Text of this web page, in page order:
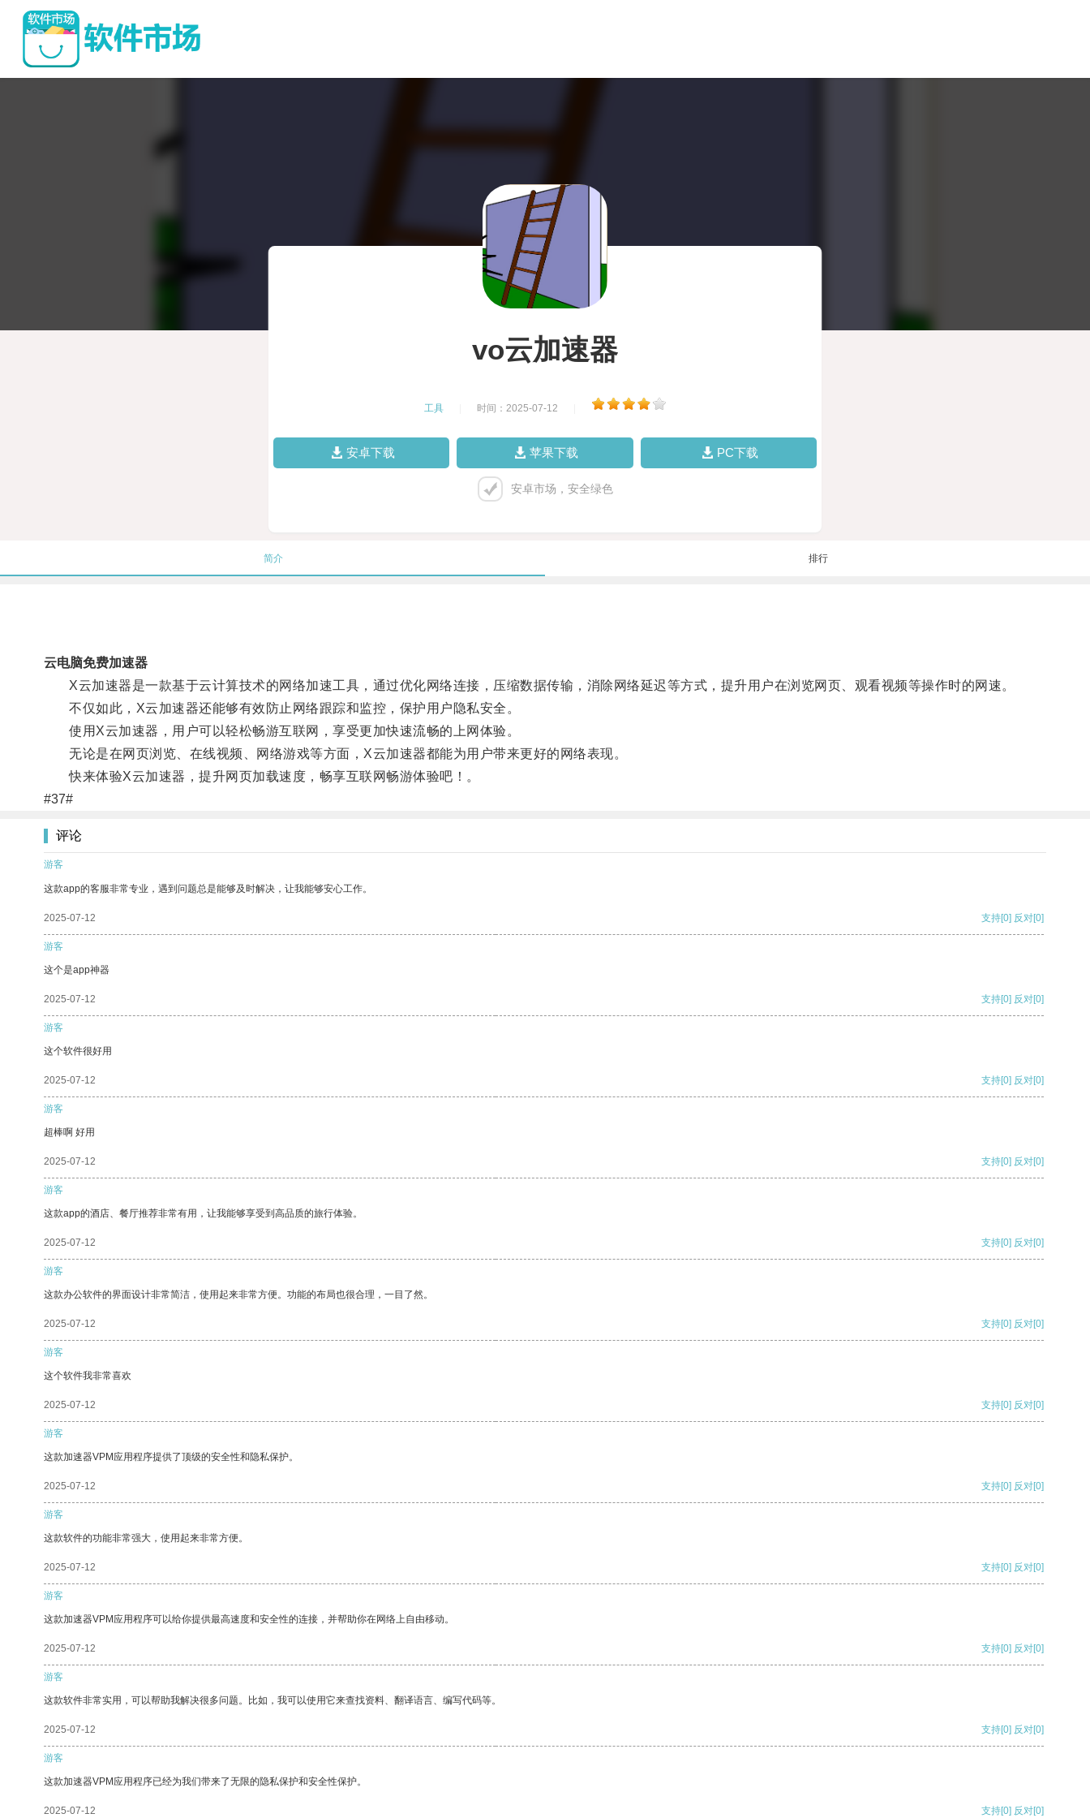
vo云加速器
工具 时间：2025-07-12
安卓下载 苹果下载 PC下载
安卓市场，安全绿色
简介 排行
云电脑免费加速器
X云加速器是一款基于云计算技术的网络加速工具，通过优化网络连接，压缩数据传输，消除网络延迟等方式，提升用户在浏览网页、观看视频等操作时的网速。
不仅如此，X云加速器还能够有效防止网络跟踪和监控，保护用户隐私安全。
使用X云加速器，用户可以轻松畅游互联网，享受更加快速流畅的上网体验。
无论是在网页浏览、在线视频、网络游戏等方面，X云加速器都能为用户带来更好的网络表现。
快来体验X云加速器，提升网页加载速度，畅享互联网畅游体验吧！。
#37#
评论
游客
这款app的客服非常专业，遇到问题总是能够及时解决，让我能够安心工作。
2025-07-12 支持[0] 反对[0]
游客
这个是app神器
2025-07-12 支持[0] 反对[0]
游客
这个软件很好用
2025-07-12 支持[0] 反对[0]
游客
超棒啊 好用
2025-07-12 支持[0] 反对[0]
游客
这款app的酒店、餐厅推荐非常有用，让我能够享受到高品质的旅行体验。
2025-07-12 支持[0] 反对[0]
游客
这款办公软件的界面设计非常简洁，使用起来非常方便。功能的布局也很合理，一目了然。
2025-07-12 支持[0] 反对[0]
游客
这个软件我非常喜欢
2025-07-12 支持[0] 反对[0]
游客
这款加速器VPM应用程序提供了顶级的安全性和隐私保护。
2025-07-12 支持[0] 反对[0]
游客
这款软件的功能非常强大，使用起来非常方便。
2025-07-12 支持[0] 反对[0]
游客
这款加速器VPM应用程序可以给你提供最高速度和安全性的连接，并帮助你在网络上自由移动。
2025-07-12 支持[0] 反对[0]
游客
这款软件非常实用，可以帮助我解决很多问题。比如，我可以使用它来查找资料、翻译语言、编写代码等。
2025-07-12 支持[0] 反对[0]
游客
这款加速器VPM应用程序已经为我们带来了无限的隐私保护和安全性保护。
2025-07-12 支持[0] 反对[0]